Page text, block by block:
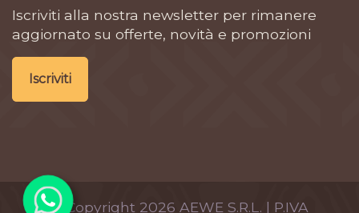
Iscriviti alla nostra newsletter per rimanere
aggiornato su offerte, novità e promozioni
Iscriviti
© Copyright 2026 AEWE S.R.L. | P.IVA